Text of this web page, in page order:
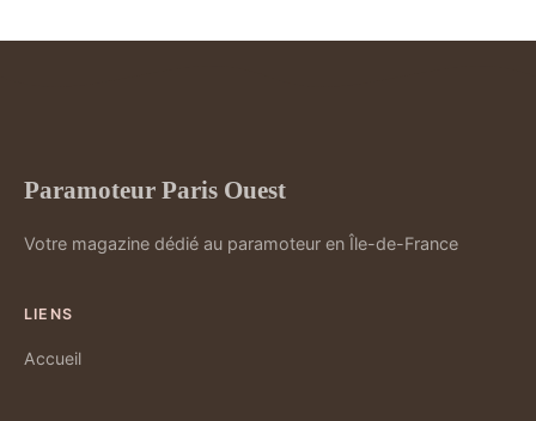
Paramoteur Paris Ouest
Votre magazine dédié au paramoteur en Île-de-France
LIENS
Accueil